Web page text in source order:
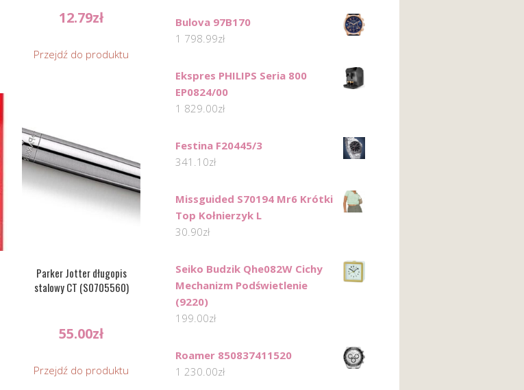
12.79zł
Przejdź do produktu
Parker Jotter długopis
stalowy CT (S0705560)
55.00zł
Przejdź do produktu
Bulova 97B170
1 798.99zł
Ekspres PHILIPS Seria 800
EP0824/00
1 829.00zł
Festina F20445/3
341.10zł
Missguided S70194 Mr6 Krótki
Top Kołnierzyk L
30.90zł
Seiko Budzik Qhe082W Cichy
Mechanizm Podświetlenie
(9220)
199.00zł
Roamer 850837411520
1 230.00zł